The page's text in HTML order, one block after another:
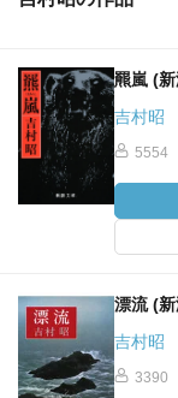
羆嵐 (
吉村昭
5554
漂流 (
吉村昭
3390